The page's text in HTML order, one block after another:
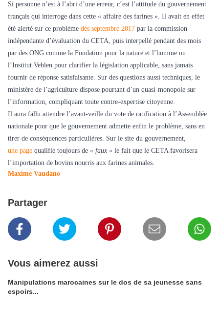
Si personne n’est à l’abri d’une erreur, c’est l’attitude du gouvernement
français qui interroge dans cette « affaire des farines ». Il avait en effet
été alerté sur ce problème dès septembre 2017 par la commission
indépendante d’évaluation du CETA, puis interpellé pendant des mois
par des ONG comme la Fondation pour la nature et l’homme ou
l’Institut Veblen pour clarifier la législation applicable, sans jamais
fournir de réponse satisfaisante. Sur des questions aussi techniques, le
ministère de l’agriculture dispose pourtant d’un quasi-monopole sur
l’information, compliquant toute contre-expertise citoyenne.
Il aura fallu attendre l’avant-veille du vote de ratification à l’Assemblée
nationale pour que le gouvernement admette enfin le problème, sans en
tirer de conséquences particulières. Sur le site du gouvernement,
une page qualifie toujours de « faux » le fait que le CETA favorisera
l’importation de bovins nourris aux farines animales.
Maxime Vaudano
Partager
Vous aimerez aussi
Manipulations marocaines sur le dos de sa jeunesse sans
espoirs...